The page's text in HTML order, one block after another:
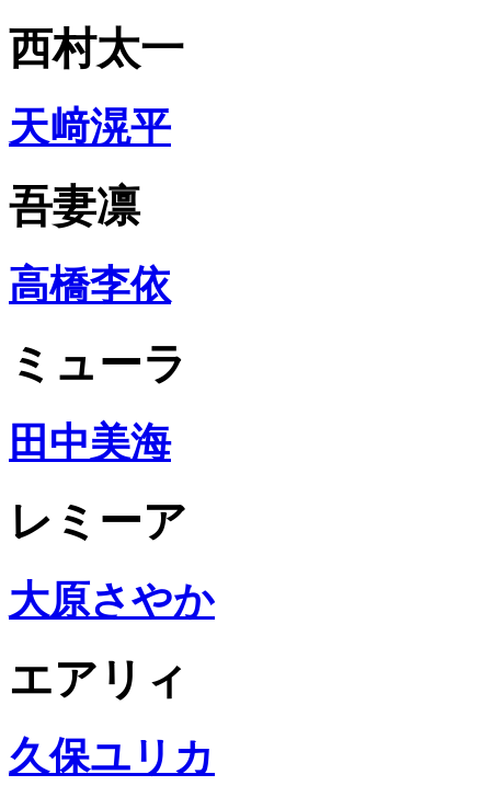
西村太一
天﨑滉平
吾妻凛
高橋李依
ミューラ
田中美海
レミーア
大原さやか
エアリィ
久保ユリカ